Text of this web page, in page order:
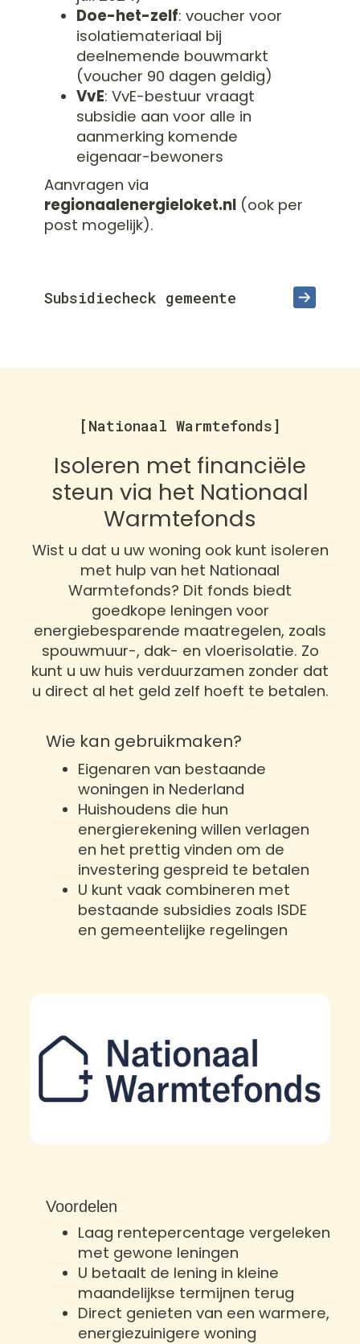
Doe-het-zelf: voucher voor
isolatiemateriaal bij
deelnemende bouwmarkt
(voucher 90 dagen geldig)
VvE: VvE-bestuur vraagt
subsidie aan voor alle in
aanmerking komende
eigenaar-bewoners
Aanvragen via
regionaalenergieloket.nl (ook per
post mogelijk).
Subsidiecheck gemeente
[Nationaal Warmtefonds]
Isoleren met financiële
steun via het Nationaal
Warmtefonds
Wist u dat u uw woning ook kunt isoleren
met hulp van het Nationaal
Warmtefonds? Dit fonds biedt
goedkope leningen voor
energiebesparende maatregelen, zoals
spouwmuur-, dak- en vloerisolatie. Zo
kunt u uw huis verduurzamen zonder dat
u direct al het geld zelf hoeft te betalen.
Wie kan gebruikmaken?
Eigenaren van bestaande
woningen in Nederland
Huishoudens die hun
energierekening willen verlagen
en het prettig vinden om de
investering gespreid te betalen
U kunt vaak combineren met
bestaande subsidies zoals ISDE
en gemeentelijke regelingen
Voordelen
Laag rentepercentage vergeleken
met gewone leningen
U betaalt de lening in kleine
maandelijkse termijnen terug
Direct genieten van een warmere,
energiezuinigere woning